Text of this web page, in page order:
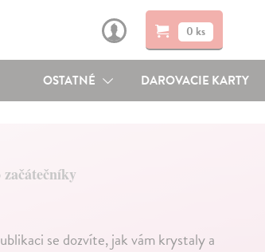
0 ks
OSTATNÉ DAROVACIE KARTY
se dozvíte, jak vám krystaly a